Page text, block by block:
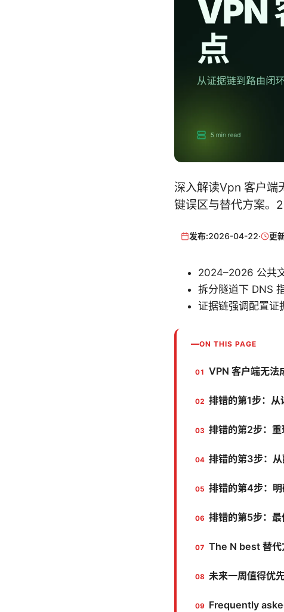
深入解读Vpn 客户端
键误区与替代方案。
发布:2026-04-22· 更
2024–2026 公共
拆分隧道下 DNS
证据链强调配置证
ON THIS PAGE
VPN 客户端无法
排错的第1步：
排错的第2步：
排错的第3步：
排错的第4步：
排错的第5步：
The N best 替代
未来一周值得优
Frequently